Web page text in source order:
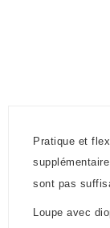
Pratique et
sont pas
Loupe avec